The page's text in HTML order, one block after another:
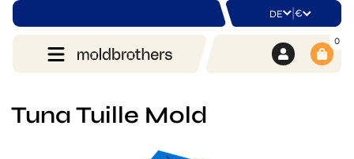
DE | €
0
Tuna Tuille Mold